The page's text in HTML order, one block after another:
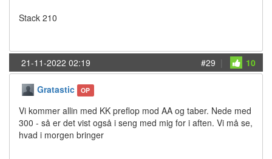
Stack 210
21-11-2022 02:19 #29 | 10
Gratastic OP
Vi kommer allin med KK preflop mod AA og taber. Nede med
300 - så er det vist også i seng med mig for i aften. Vi må se,
hvad i morgen bringer